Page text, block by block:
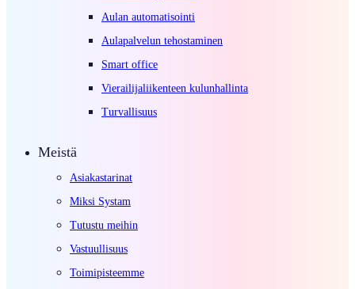
Aulan automatisointi
Aulapalvelun tehostaminen
Smart office
Vierailijaliikenteen kulunhallinta
Turvallisuus
Meistä
Asiakastarinat
Miksi Systam
Tutustu meihin
Vastuullisuus
Toimipisteemme